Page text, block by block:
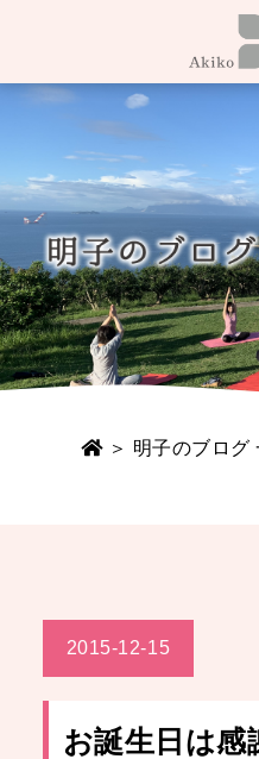
＞ 明子のブログ
2015-12-15
お誕生日は